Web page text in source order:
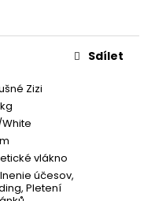
Zizi
vlákno
účesov,
Pletení
Sdílet